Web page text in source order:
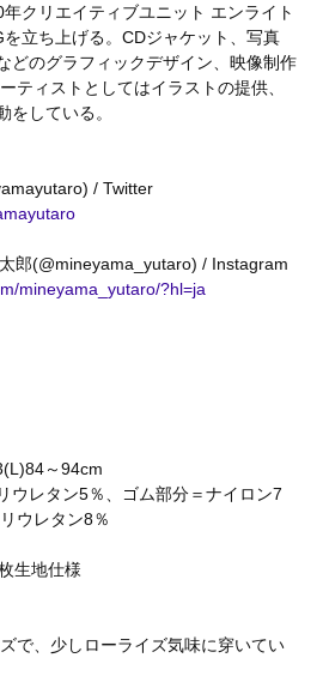
クリエイティブユニット エンライト
を立ち上げる。CDジャケット、写真
どのグラフィックデザイン、映像制作
ティストとしてはイラストの提供、
をしている。
/ Twitter
郎(@mineyama_yutaro) / Instagram
mineyama_yutaro/?hl=ja
～94cm
ウレタン5％、ゴム部分＝ナイロン7
ウレタン8％
生地仕様
で、少しローライズ気味に穿いてい